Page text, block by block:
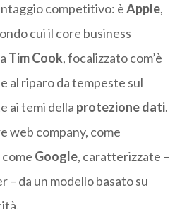
competitivo: èApple,
cui il core business
Tim Cook, focalizzato com’è
al riparo da tempeste sul
ai temi della protezione dati.
web company, come
Google, caratterizzate –
– da un modello basato su